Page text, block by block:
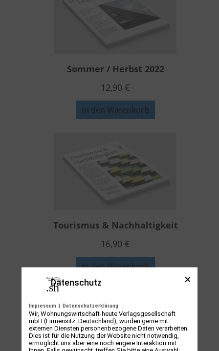
Sommer / Herbst 2022
12,90 €
In den Warenkorb
Tourismus & Nachhaltigkeit
16,90 €
In den Warenkorb
Datenschutz
Impressum Datenschutzerklärung
Wir, Wohnungswirtschaft-heute Verlagsgesellschaft
mbH (Firmensitz: Deutschland), würden gerne mit
externen Diensten personenbezogene Daten verarbeiten.
Dies ist für die Nutzung der Website nicht notwendig,
ermöglicht uns aber eine noch engere Interaktion mit